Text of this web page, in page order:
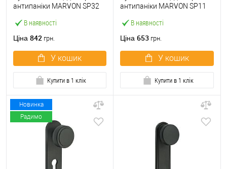
В наявності
антипаніки MARVON SP32
матова
Ціна 842 грн.
У кошик
Купити в 1 клік
В наявності
антипаніки MARVON SP11
матова
Ціна 653 грн.
У кошик
Купити в 1 клік
Новинка
Радимо